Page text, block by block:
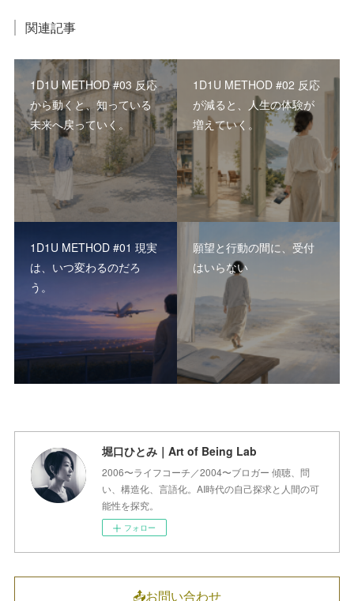
関連記事
1D1U METHOD #03 反応
から動くと、知っている
未来へ戻っていく。
1D1U METHOD #02 反応
が減ると、人生の体験が
増えていく。
1D1U METHOD #01 現実
は、いつ変わるのだろ
う。
願望と行動の間に、受付
はいらない
堀口ひとみ｜Art of Being Lab
2006〜ライフコーチ／2004〜ブロガー 傾聴、問
い、構造化、言語化。AI時代の自己探求と人間の可
能性を探究。
フォロー
📤お問い合わせ